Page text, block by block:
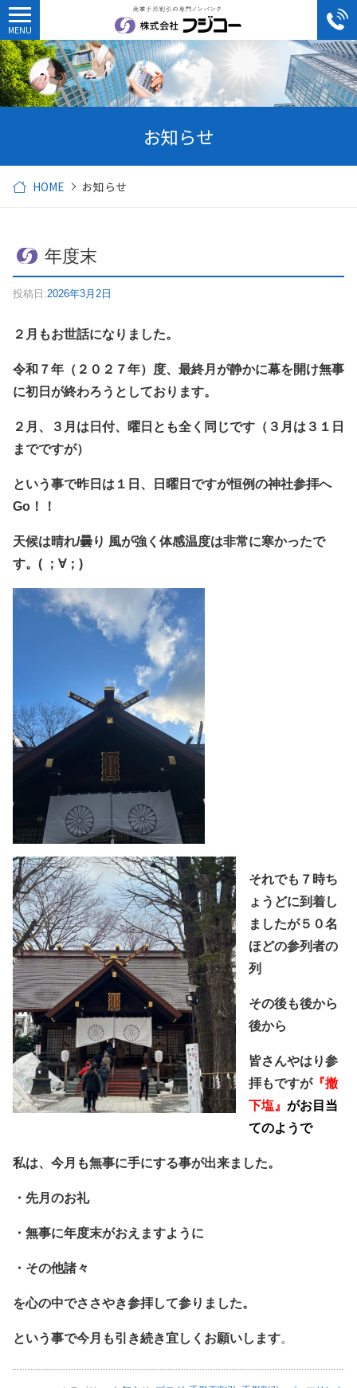
お知らせ
HOME お知らせ
年度末
投稿日:2026年3月2日
２月もお世話になりました。
令和７年（２０２７年）度、最終月が静かに幕を開け無事
に初日が終わろうとしております。
２月、３月は日付、曜日とも全く同じです（３月は３１日
までですが）
という事で昨日は１日、日曜日ですが恒例の神社参拝へ
Go！！
天候は晴れ/曇り 風が強く体感温度は非常に寒かったで
す。( ；∀；)
それでも７時ち
ょうどに到着し
ましたが５０名
ほどの参列者の
列
その後も後から
後から
皆さんやはり参
拝もですが『撤
下塩』 がお目当
てのようで
私は、今月も無事に手にする事が出来ました。
・先月のお礼
・無事に年度末がおえますように
・その他諸々
を心の中でささやき参拝して参りました。
という事で今月も引き続き宜しくお願いします。